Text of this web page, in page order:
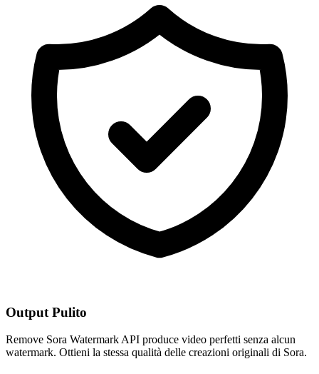
Output Pulito
Remove Sora Watermark API produce video perfetti senza alcun
watermark. Ottieni la stessa qualità delle creazioni originali di Sora.